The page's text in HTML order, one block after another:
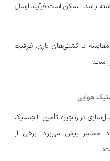
باشد، ممکن است فرآیند ارسال
با کشتی‌های باری، ظرفیت
است.
هوایی
در زنجیره تأمین، لجستیک
مستمر پیش می‌رود. برخی از